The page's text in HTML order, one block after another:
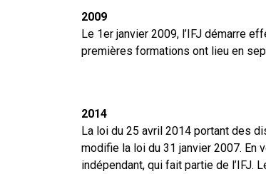
2009
Le 1er janvier 2009, l’IFJ démarre
premières formations ont lieu en
2014
La loi du 25 avril 2014 portant des
modifie la loi du 31 janvier 2007. En
indépendant, qui fait partie de l’IFJ.